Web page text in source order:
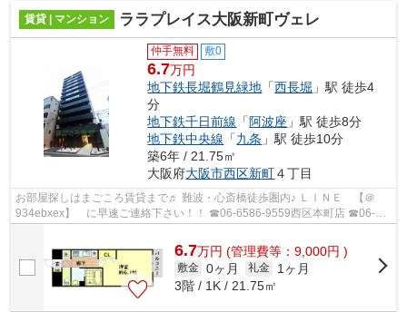
賃貸 | マンション ララプレイス大阪新町ヴェレ
仲手無料 敷0
6.7万円
地下鉄長堀鶴見緑地 「西長堀 」駅 徒歩4
分
地下鉄千日前線 「 阿波座 」駅 徒歩8分
地下鉄中央線 「九条 」駅 徒歩10分
築6年 / 21.75㎡
大阪府大阪市西区新町４丁目
お部屋探しはまごころ賃貸まで♬ 難波・心斎橋徒歩圏内♪ ＬＩＮＥ 【＠
934ebxex】 に早速ご連絡下さい！！ ☎06-6586-9559西区本町店 ☎06-
6.7万円 (管理費等：9,000円 )
敷金 0ヶ月 礼金
1ヶ月
3階 / 1K / 21.75㎡